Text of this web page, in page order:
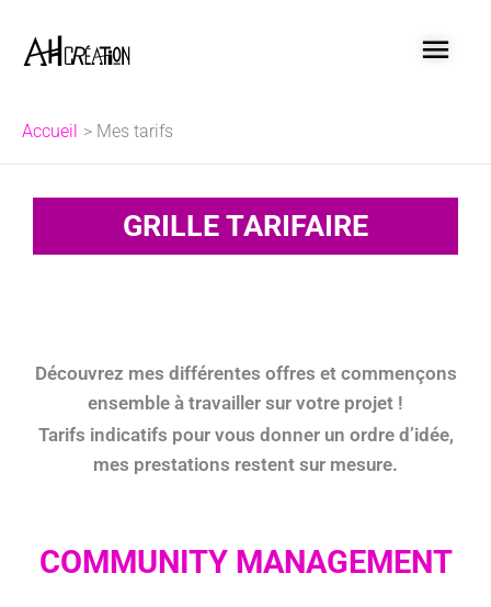
contenu
Accueil Mes tarifs
GRILLE TARIFAIRE
Découvrez mes différentes offres et commençons
ensemble à travailler sur votre projet !
Tarifs indicatifs pour vous donner un ordre d’idée,
mes prestations restent sur mesure.
COMMUNITY MANAGEMENT